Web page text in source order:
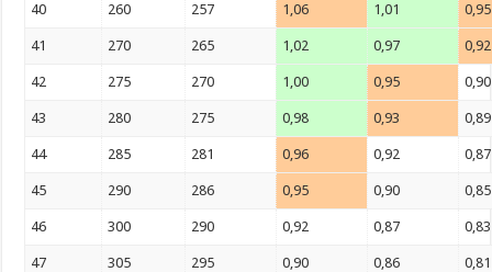
40 260 257 1,06 1,01 0,95
41 270 265 1,02 0,97 0,92
42 275 270 1,00 0,95 0,90
43 280 275 0,98 0,93 0,89
44 285 281 0,96 0,92 0,87
45 290 286 0,95 0,90 0,85
46 300 290 0,92 0,87 0,83
47 305 295 0,90 0,86 0,81